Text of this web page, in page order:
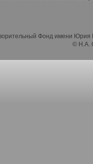
Фонд имени Юрия
© Н.А.